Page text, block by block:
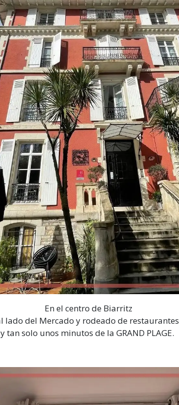
En el centro de Biarritz
lado del Mercado y rodeado de restaurantes
y tan solo unos minutos de la GRAND PLAGE.